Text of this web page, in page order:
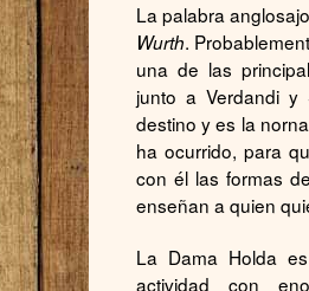
La palabra
Wurth.
una de las
junto a Verdandi y
destino y es la
ha ocurrido, para
con él las formas
enseñan a quien
La Dama Holda
actividad con